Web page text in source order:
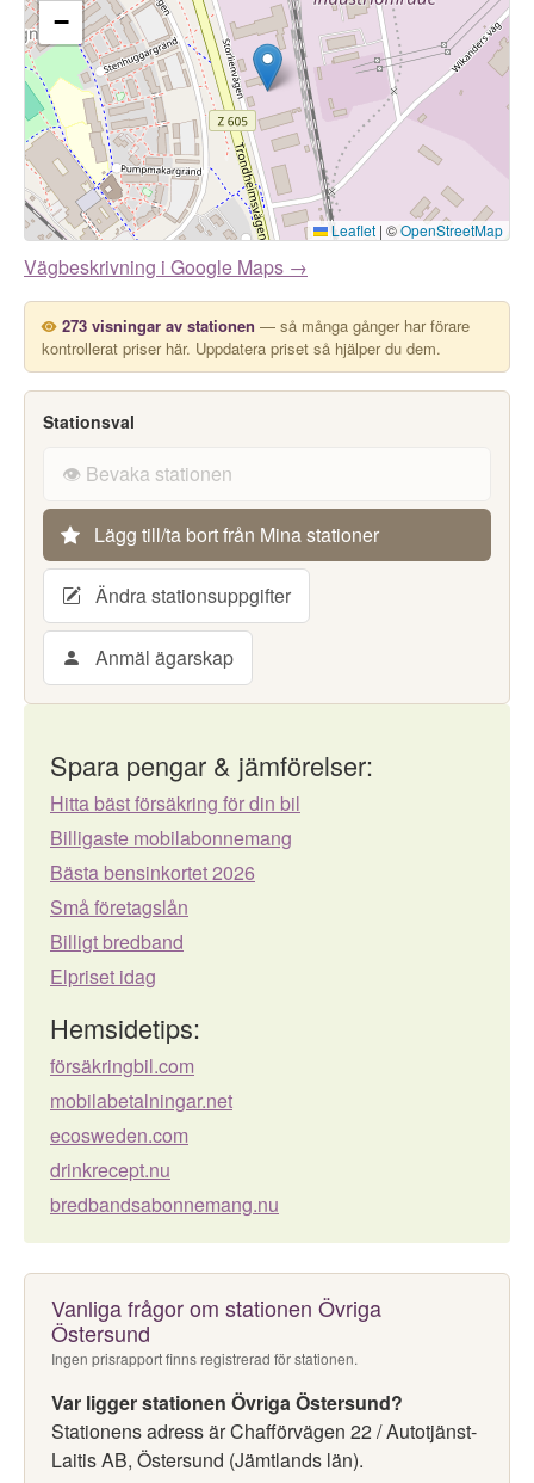
−
Leaflet | ©OpenStreetMap
Vägbeskrivning i Google Maps →
273 visningar av stationen — så många gånger har förare
kontrollerat priser här. Uppdatera priset så hjälper du dem.
Stationsval
👁️ Bevaka stationen
Lägg till/ta bort från Mina stationer
Ändra stationsuppgifter
Anmäl ägarskap
Spara pengar & jämförelser:
Hitta bäst försäkring för din bil
Billigaste mobilabonnemang
Bästa bensinkortet 2026
Små företagslån
Billigt bredband
Elpriset idag
Hemsidetips:
försäkringbil.com
mobilabetalningar.net
ecosweden.com
drinkrecept.nu
bredbandsabonnemang.nu
Vanliga frågor om stationen Övriga
Östersund
Ingen prisrapport finns registrerad för stationen.
Var ligger stationen Övriga Östersund?
Stationens adress är Chafförvägen 22 / Autotjänst-
Laitis AB, Östersund (Jämtlands län).